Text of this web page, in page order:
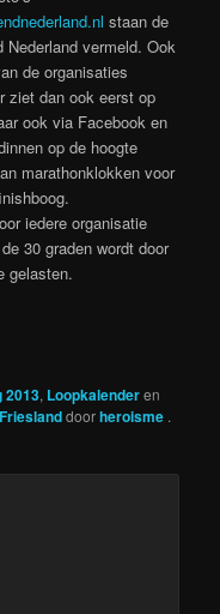
staan de
Nederland vermeld. Ook
de organisaties
ziet dan ook eerst op
ook via Facebook en
op de hoogte
marathonklokken voor
iedere organisatie
30 graden wordt door
gelasten.
2013, Loopkalenderen
doorheroisme .